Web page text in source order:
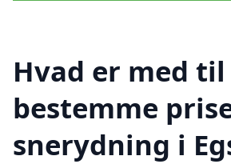
Hvad er med
bestemme
snerydning i